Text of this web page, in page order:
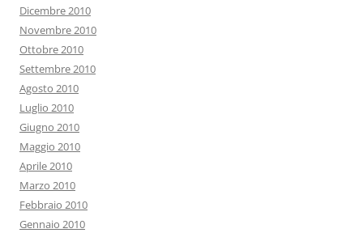
Dicembre 2010
Novembre 2010
Ottobre 2010
Settembre 2010
Agosto 2010
Luglio 2010
Giugno 2010
Maggio 2010
Aprile 2010
Marzo 2010
Febbraio 2010
Gennaio 2010